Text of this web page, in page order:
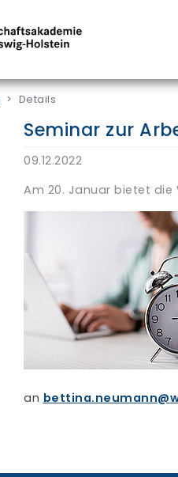
Details
Seminar zur
09.12.2022
Am 20. Januar bietet
an bettina.neumann